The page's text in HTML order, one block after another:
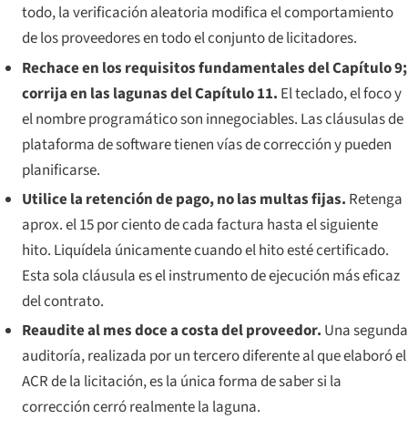
todo, la verificación aleatoria modifica el comportamiento
de los proveedores en todo el conjunto de licitadores.
Rechace en los requisitos fundamentales del Capítulo 9;
corrija en las lagunas del Capítulo 11. El teclado, el foco y
el nombre programático son innegociables. Las cláusulas de
plataforma de software tienen vías de corrección y pueden
planificarse.
Utilice la retención de pago, no las multas fijas. Retenga
aprox. el 15 por ciento de cada factura hasta el siguiente
hito. Liquídela únicamente cuando el hito esté certificado.
Esta sola cláusula es el instrumento de ejecución más eficaz
del contrato.
Reaudite al mes doce a costa del proveedor. Una segunda
auditoría, realizada por un tercero diferente al que elaboró el
ACR de la licitación, es la única forma de saber si la
corrección cerró realmente la laguna.